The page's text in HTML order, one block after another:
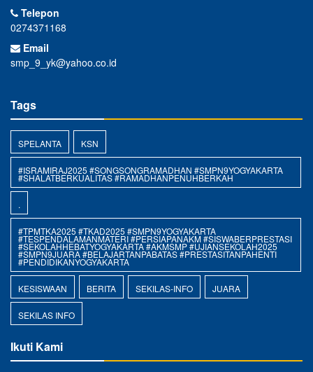
Telepon
0274371168
Email
smp_9_yk@yahoo.co.id
Tags
SPELANTA KSN
#ISRAMIRAJ2025 #SONGSONGRAMADHAN #SMPN9YOGYAKARTA
#SHALATBERKUALITAS #RAMADHANPENUHBERKAH
.
#TPMTKA2025 #TKAD2025 #SMPN9YOGYAKARTA
#TESPENDALAMANMATERI #PERSIAPANAKM #SISWABERPRESTASI
#SEKOLAHHEBATYOGYAKARTA #AKMSMP #UJIANSEKOLAH2025
#SMPN9JUARA #BELAJARTANPABATAS #PRESTASITANPAHENTI
#PENDIDIKANYOGYAKARTA
KESISWAAN BERITA SEKILAS-INFO JUARA
SEKILAS INFO
Ikuti Kami